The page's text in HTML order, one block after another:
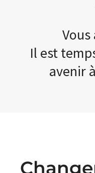
Vous
Il est
avenir